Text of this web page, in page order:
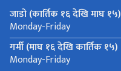
जाडो (कार्तिक १६ देखि माघ १५)
Monday-Friday
गर्मी (माघ १६ देखि कार्तिक १५)
Monday-Friday